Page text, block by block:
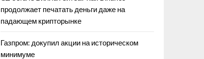
продолжает печатать деньги даже на
падающем крипторынке
Газпром: докупил акции на историческом
минимуме